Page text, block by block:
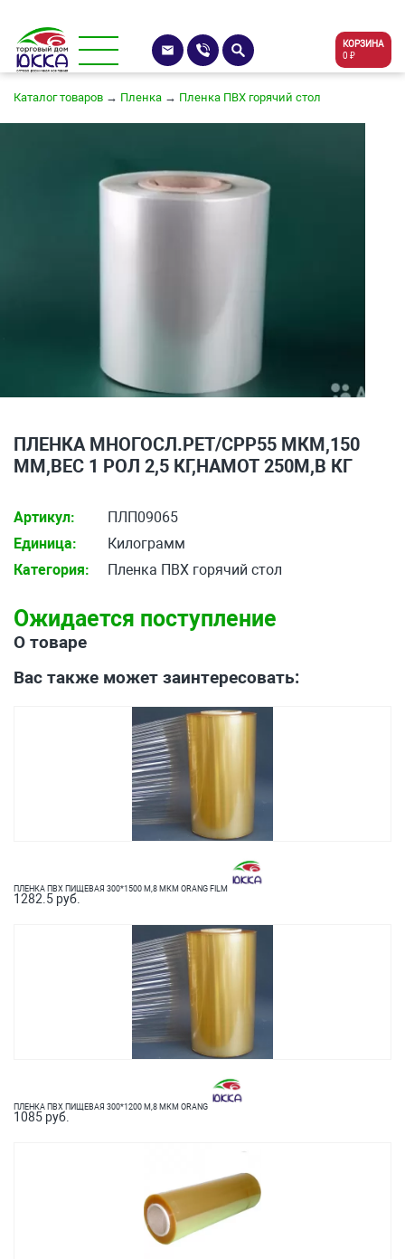
КОРЗИНА
0 ₽
Каталог товаров → Пленка → Пленка ПВХ горячий стол
ПЛЕНКА МНОГОСЛ.РЕТ/СРР55 МКМ,150
ММ,ВЕС 1 РОЛ 2,5 КГ,НАМОТ 250М,В КГ
Артикул:
ПЛП09065
Единица:
Килограмм
Категория:
Пленка ПВХ горячий стол
Ожидается поступление
О товаре
Вас также может заинтересовать:
ПЛЕНКА ПВХ ПИЩЕВАЯ 300*1500 М,8 МКМ ORANG FILM
1282.5 руб.
ПЛЕНКА ПВХ ПИЩЕВАЯ 300*1200 М,8 МКМ ORANG
1085 руб.